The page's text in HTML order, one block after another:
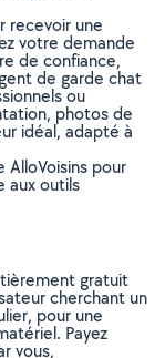
recevoir une
votre demande
de confiance,
de garde chat
ou
photos de
idéal, adapté à
AlloVoisins pour
aux outils
gratuit
cherchant un
pour une
Payez
vous,